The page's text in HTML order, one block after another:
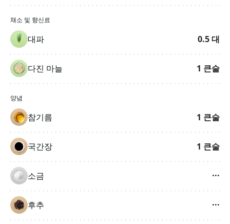
채소 및 향신료
대파 0.5대
다진 마늘 1 큰술
양념
참기름 1 큰술
국간장 1 큰술
소금 ···
후추 ···